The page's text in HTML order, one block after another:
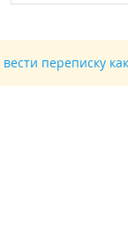
вести переписку